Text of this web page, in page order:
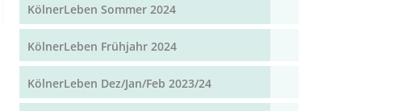
KölnerLeben Sommer 2024
KölnerLeben Frühjahr 2024
KölnerLeben Dez/Jan/Feb 2023/24